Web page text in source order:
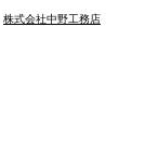
株式会社中野工務店